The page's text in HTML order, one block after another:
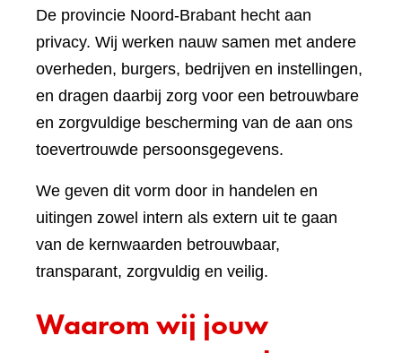
De provincie Noord-Brabant hecht aan
privacy. Wij werken nauw samen met andere
overheden, burgers, bedrijven en instellingen,
en dragen daarbij zorg voor een betrouwbare
en zorgvuldige bescherming van de aan ons
toevertrouwde persoonsgegevens.
We geven dit vorm door in handelen en
uitingen zowel intern als extern uit te gaan
van de kernwaarden betrouwbaar,
transparant, zorgvuldig en veilig.
Waarom wij jouw